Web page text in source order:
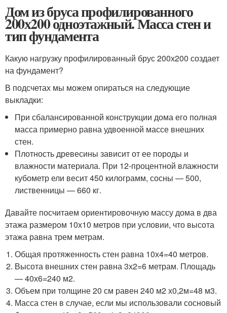
Дом из бруса профилированного
200х200 одноэтажный. Масса стен и
тип фундамента
Какую нагрузку профилированный брус 200х200 создает
на фундамент?
В подсчетах мы можем опираться на следующие
выкладки:
При сбалансированной конструкции дома его полная
масса примерно равна удвоенной массе внешних
стен.
Плотность древесины зависит от ее породы и
влажности материала. При 12-процентной влажности
кубометр ели весит 450 килограмм, сосны — 500,
лиственницы — 660 кг.
Давайте посчитаем ориентировочную массу дома в два
этажа размером 10х10 метров при условии, что высота
этажа равна трем метрам.
Общая протяженность стен равна 10х4=40 метров.
Высота внешних стен равна 3х2=6 метрам. Площадь
— 40х6=240 м2.
Объем при толщине 20 см равен 240 м2 х0,2м=48 м3.
Масса стен в случае, если мы использовали сосновый